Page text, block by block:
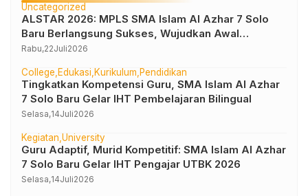
Uncategorized
ALSTAR 2026: MPLS SMA Islam Al Azhar 7 Solo
Baru Berlangsung Sukses, Wujudkan Awal
Perjalanan Peserta Didik yang Berkarakter
Rabu,22Juli2026
College Edukasi Kurikulum Pendidikan
Tingkatkan Kompetensi Guru, SMA Islam Al Azhar
7 Solo Baru Gelar IHT Pembelajaran Bilingual
Selasa,14Juli2026
Kegiatan University
Guru Adaptif, Murid Kompetitif: SMA Islam Al Azhar
7 Solo Baru Gelar IHT Pengajar UTBK 2026
Selasa,14Juli2026